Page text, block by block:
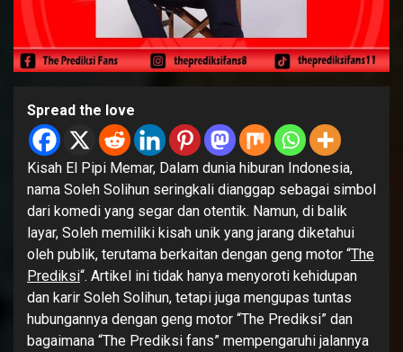
Spread the love
Kisah El Pipi Memar, Dalam dunia hiburan Indonesia,
nama Soleh Solihun seringkali dianggap sebagai simbol
dari komedi yang segar dan otentik. Namun, di balik
layar, Soleh memiliki kisah unik yang jarang diketahui
oleh publik, terutama berkaitan dengan geng motor “The
Prediksi“. Artikel ini tidak hanya menyoroti kehidupan
dan karir Soleh Solihun, tetapi juga mengupas tuntas
hubungannya dengan geng motor “The Prediksi” dan
bagaimana “The Prediksi fans” mempengaruhi jalannya